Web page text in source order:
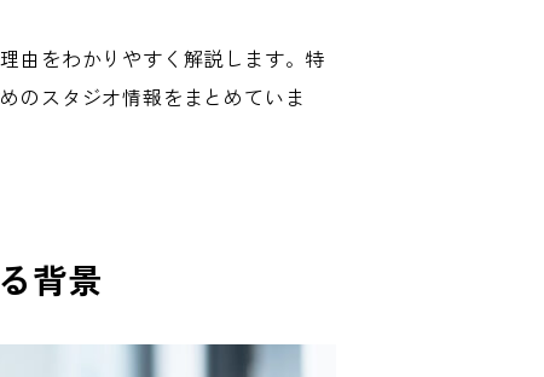
由をわかりやすく解説します。特
のスタジオ情報をまとめていま
背景